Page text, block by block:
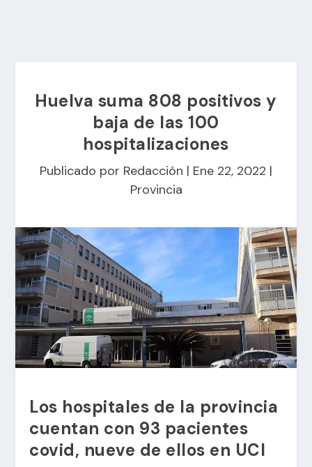
Huelva suma 808 positivos y
baja de las 100
hospitalizaciones
Publicado por Redacción | Ene 22, 2022 |
Provincia
Los hospitales de la provincia
cuentan con 93 pacientes
covid, nueve de ellos en UCI